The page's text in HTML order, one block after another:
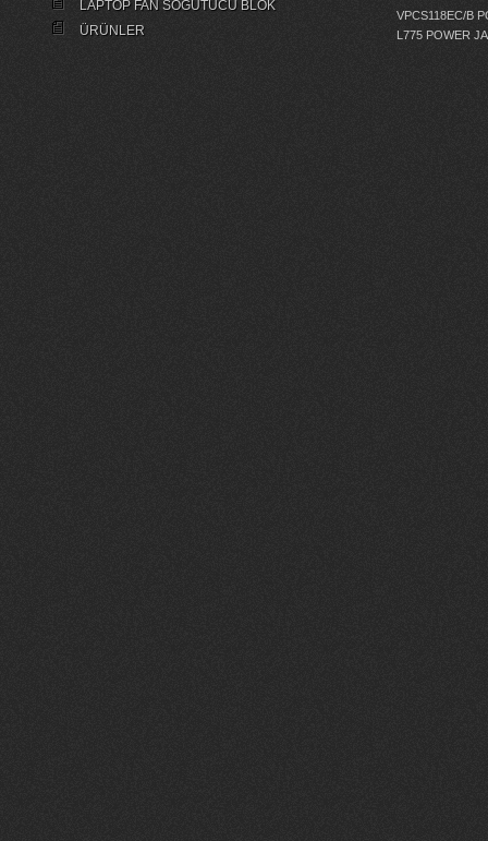
LAPTOP FAN SOĞUTUCU BLOK
ÜRÜNLER
VPCS118EC/B
L775 POWER